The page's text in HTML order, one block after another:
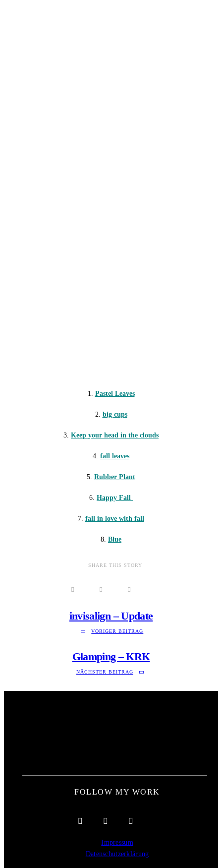
1. Pastel Leaves
2. big cups
3. Keep your head in the clouds
4. fall leaves
5. Rubber Plant
6. Happy Fall
7. fall in love with fall
8. Blue
SHARE THIS STORY
invisalign – Update
VORIGER BEITRAG
Glamping – KRK
NÄCHSTER BEITRAG
FOLLOW MY WORK
Impressum
Datenschutzerklärung